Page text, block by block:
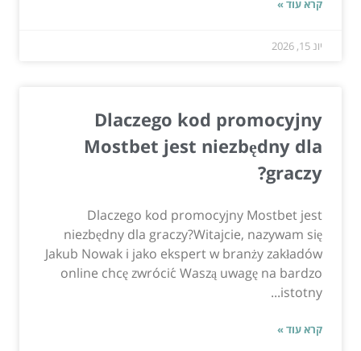
קרא עוד »
יונ 15, 2026
Dlaczego kod promocyjny
Mostbet jest niezbędny dla
graczy?
Dlaczego kod promocyjny Mostbet jest
niezbędny dla graczy?Witajcie, nazywam się
Jakub Nowak i jako ekspert w branży zakładów
online chcę zwrócić Waszą uwagę na bardzo
istotny...
קרא עוד »